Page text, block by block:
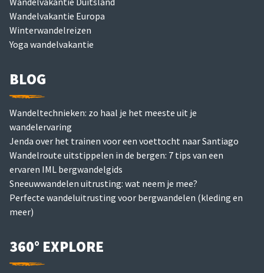
Wandelvakantie Europa
Winterwandelreizen
Yoga wandelvakantie
BLOG
Wandeltechnieken: zo haal je het meeste uit je
wandelervaring
Jenda over het trainen voor een voettocht naar Santiago
Wandelroute uitstippelen in de bergen: 7 tips van een
ervaren IML bergwandelgids
Sneeuwwandelen uitrusting: wat neem je mee?
Perfecte wandeluitrusting voor bergwandelen (kleding en
meer)
360° EXPLORE